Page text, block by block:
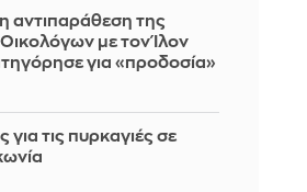
αντιπαράθεση της
με τον Ίλον
για «προδοσία»
για τις πυρκαγιές σε